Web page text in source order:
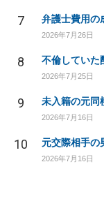
7 弁護士費用の
2026年7月26日
8 不倫していた
2026年7月25日
9
2026年7月16日
10
2026年7月16日